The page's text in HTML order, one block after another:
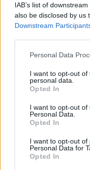
IAB’s list of
also be disclosed by us
Downstream
Personal Data
I want to opt-out
personal data.
Opted In
I want to opt-out of
Personal Data.
Opted In
I want to opt-out of
Personal Data for
Opted In